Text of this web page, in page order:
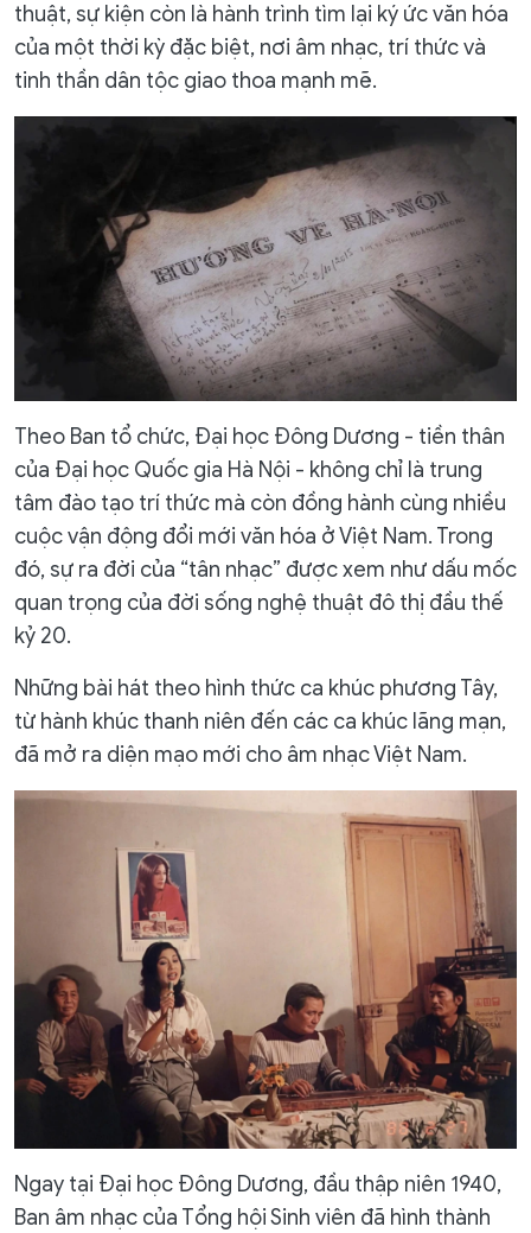
thuật, sự kiện còn là hành trình tìm lại ký ức văn hóa
của một thời kỳ đặc biệt, nơi âm nhạc, trí thức và
tinh thần dân tộc giao thoa mạnh mẽ.
Theo Ban tổ chức, Đại học Đông Dương - tiền thân
của Đại học Quốc gia Hà Nội - không chỉ là trung
tâm đào tạo trí thức mà còn đồng hành cùng nhiều
cuộc vận động đổi mới văn hóa ở Việt Nam. Trong
đó, sự ra đời của “tân nhạc” được xem như dấu mốc
quan trọng của đời sống nghệ thuật đô thị đầu thế
kỷ 20.
Những bài hát theo hình thức ca khúc phương Tây,
từ hành khúc thanh niên đến các ca khúc lãng mạn,
đã mở ra diện mạo mới cho âm nhạc Việt Nam.
Ngay tại Đại học Đông Dương, đầu thập niên 1940,
Ban âm nhạc của Tổng hội Sinh viên đã hình thành